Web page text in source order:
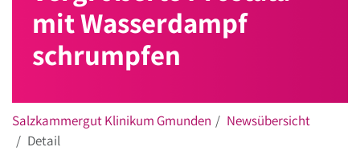
mit Wasserdampf
schrumpfen
Salzkammergut Klinikum Gmunden
Newsübersicht
Detail